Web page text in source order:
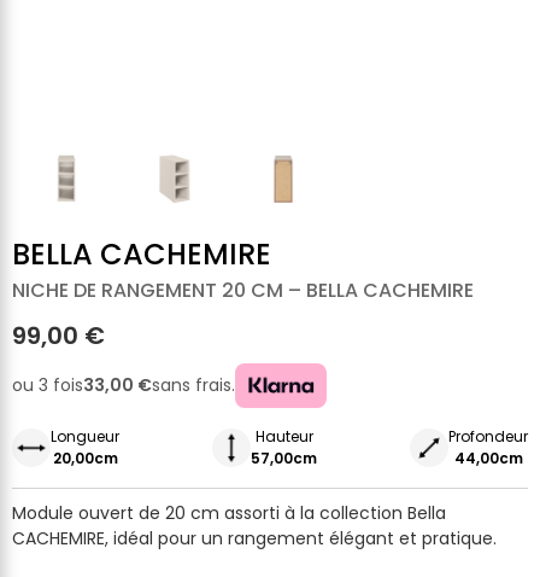
BELLA CACHEMIRE
NICHE DE RANGEMENT 20 CM – BELLA CACHEMIRE
99,00 €
ou 3 fois33,00 €sans frais.
Longueur
20,00cm
Hauteur
57,00cm
Profondeur
44,00cm
Module ouvert de 20 cm assorti à la collection Bella
CACHEMIRE, idéal pour un rangement élégant et pratique.